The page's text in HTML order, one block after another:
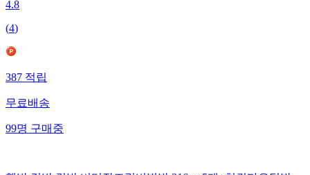
4.8
(4)
387적립
무료배송
99명구매중